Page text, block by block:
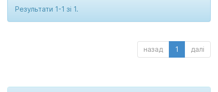
Результати 1-1 зі 1.
назад 1 далі